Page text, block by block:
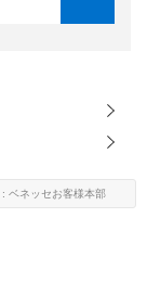
: ベネッセお客様本部